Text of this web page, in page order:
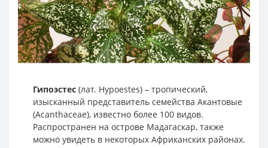
Гипоэстес (лат. Hypoestes) – тропический,
изысканный представитель семейства Акантовые
(Acanthaceae), известно более 100 видов.
Распространен на острове Мадагаскар, также
можно увидеть в некоторых Африканских районах.